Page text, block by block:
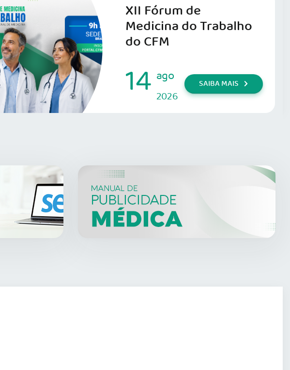
XII Fórum de
Medicina do Trabalho
do CFM
14 ago
2026
SAIBA MAIS